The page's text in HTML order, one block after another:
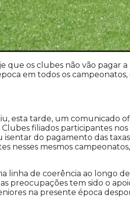
que os clubes não vão pagar
em todos os
esta tarde, um comunicado
filiados participantes
isentar do pagamento das
nesses mesmos
linha de coerência ao longo
preocupações tem sido o
na presente época